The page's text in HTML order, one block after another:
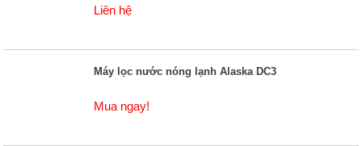
Liên hệ
Máy lọc nước nóng lạnh Alaska DC3
Mua ngay!